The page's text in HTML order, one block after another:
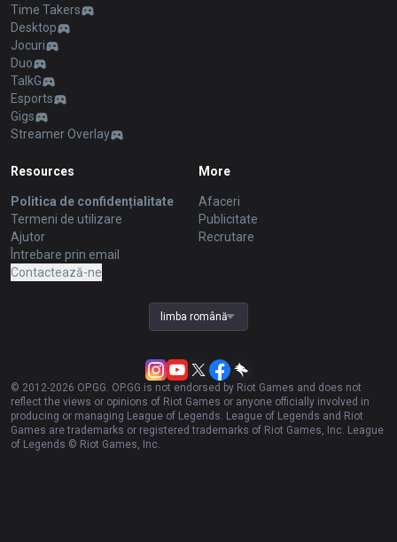
Time Takers
Desktop
Jocuri
Duo
TalkG
Esports
Gigs
Streamer Overlay
Resources
Politica de confidențialitate
Termeni de utilizare
Ajutor
Întrebare prin email
Contactează-ne
More
Afaceri
Publicitate
Recrutare
limba română
© 2012-2026 OP.GG. OP.GG is not endorsed by Riot Games and does not
reflect the views or opinions of Riot Games or anyone officially involved in
producing or managing League of Legends. League of Legends and Riot
Games are trademarks or registered trademarks of Riot Games, Inc. League
of Legends © Riot Games, Inc.